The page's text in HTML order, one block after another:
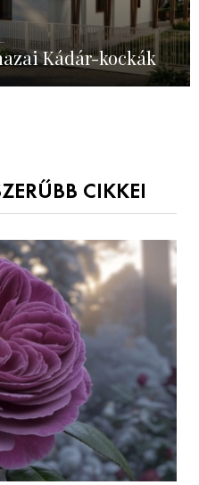
Kádár-kockák
CIKKEI